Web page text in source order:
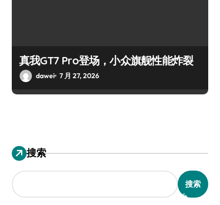
真我GT7 Pro登场，小众旗舰性能炸裂
dawei 7 月 27, 2026
搜索
搜索